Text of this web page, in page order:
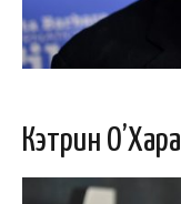
Кэтрин О’Хара